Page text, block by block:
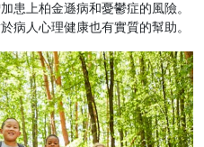
患上柏金遜病和憂鬱症的風險。
病人心理健康也有實質的幫助。